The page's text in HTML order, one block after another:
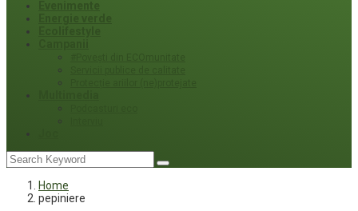
Home
pepiniere